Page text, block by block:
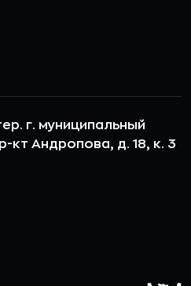
г. муниципальный
кт Андропова, д. 18, к. 3